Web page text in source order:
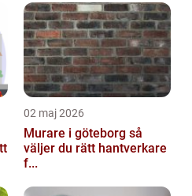
02 maj 2026
Murare i göteborg så
väljer du rätt hantverkare
f...